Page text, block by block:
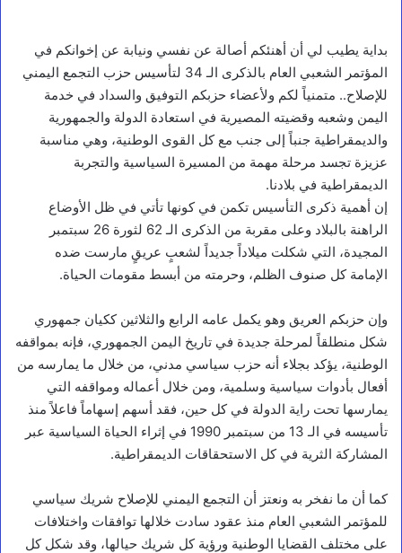
بداية يطيب لي أن أهنئكم أصالة عن نفسي ونيابة عن إخوانكم في
المؤتمر الشعبي العام بالذكرى الـ 34 لتأسيس حزب التجمع اليمني
للإصلاح.. متمنياً لكم ولأعضاء حزبكم التوفيق والسداد في خدمة
اليمن وشعبه وقضيته المصيرية في استعادة الدولة والجمهورية
والديمقراطية جنباً إلى جنب مع كل القوى الوطنية، وهي مناسبة
عزيزة تجسد مرحلة مهمة من المسيرة السياسية والتجربة
الديمقراطية في بلادنا.
إن أهمية ذكرى التأسيس تكمن في كونها تأتي في ظل الأوضاع
الراهنة بالبلاد وعلى مقربة من الذكرى الـ 62 لثورة 26 سبتمبر
المجيدة، التي شكلت ميلاداً جديداً لشعبٍ عريقٍ مارست ضده
الإمامة كل صنوف الظلم، وحرمته من أبسط مقومات الحياة.
وإن حزبكم العريق وهو يكمل عامه الرابع والثلاثين ككيان جمهوري
شكل منطلقاً لمرحلة جديدة في تاريخ اليمن الجمهوري، فإنه بمواقفه
الوطنية، يؤكد بجلاء أنه حزب سياسي مدني، من خلال ما يمارسه من
أفعال بأدوات سياسية وسلمية، ومن خلال أعماله ومواقفه التي
يمارسها تحت راية الدولة في كل حين، فقد أسهم إسهاماً فاعلاً منذ
تأسيسه في الـ 13 من سبتمبر 1990 في إثراء الحياة السياسية عبر
المشاركة الثرية في كل الاستحقاقات الديمقراطية.
كما أن ما نفخر به ونعتز أن التجمع اليمني للإصلاح شريك سياسي
للمؤتمر الشعبي العام منذ عقود سادت خلالها توافقات واختلافات
على مختلف القضايا الوطنية ورؤية كل شريك حيالها، وقد شكل كل